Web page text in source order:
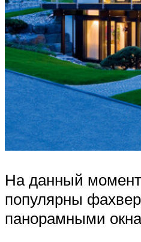
На данный
популярны
панорамными